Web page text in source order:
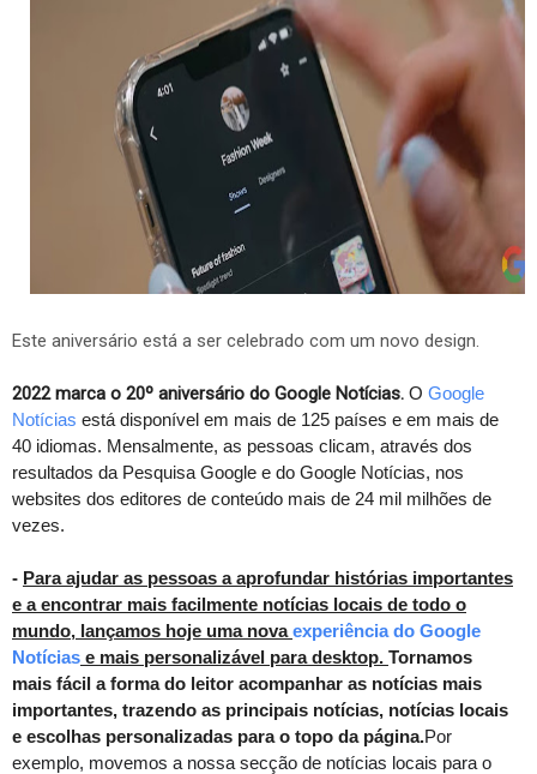
Este aniversário está a ser celebrado com um novo design.
2022 marca o 20º aniversário do Google Notícias. O Google
Notícias está disponível em mais de 125 países e em mais de
40 idiomas. Mensalmente, as pessoas clicam, através dos
resultados da Pesquisa Google e do Google Notícias, nos
websites dos editores de conteúdo mais de 24 mil milhões de
vezes.
- Para ajudar as pessoas a aprofundar histórias importantes
e a encontrar mais facilmente notícias locais de todo o
mundo, lançamos hoje uma novaexperiência do Google
Notícias e mais personalizável para desktop. Tornamos
mais fácil a forma do leitor acompanhar as notícias mais
importantes, trazendo as principais notícias, notícias locais
e escolhas personalizadas para o topo da página.Por
exemplo, movemos a nossa secção de notícias locais para o